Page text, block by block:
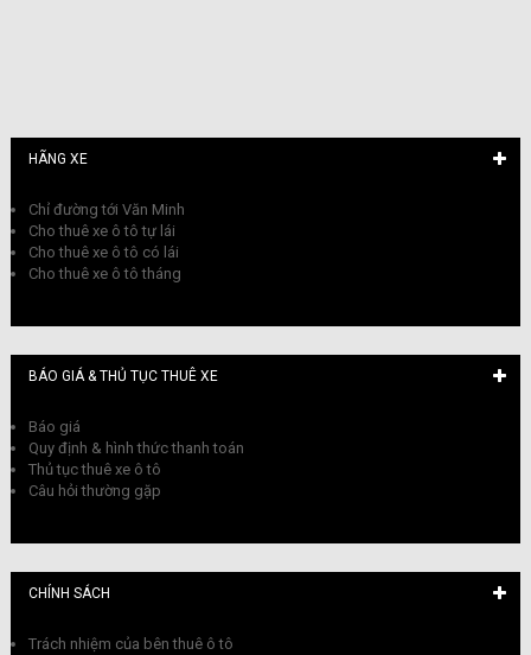
HÃNG XE
Chỉ đường tới Văn Minh
Cho thuê xe ô tô tự lái
Cho thuê xe ô tô có lái
Cho thuê xe ô tô tháng
BÁO GIÁ & THỦ TỤC THUÊ XE
Báo giá
Quy định & hình thức thanh toán
Thủ tục thuê xe ô tô
Câu hỏi thường gặp
CHÍNH SÁCH
Trách nhiệm của bên thuê ô tô